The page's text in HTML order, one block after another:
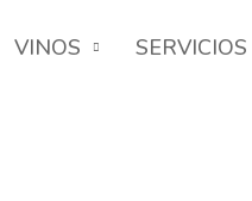
VINOS SERVICIOS